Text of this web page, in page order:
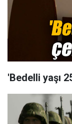
'Bedelli yaşı